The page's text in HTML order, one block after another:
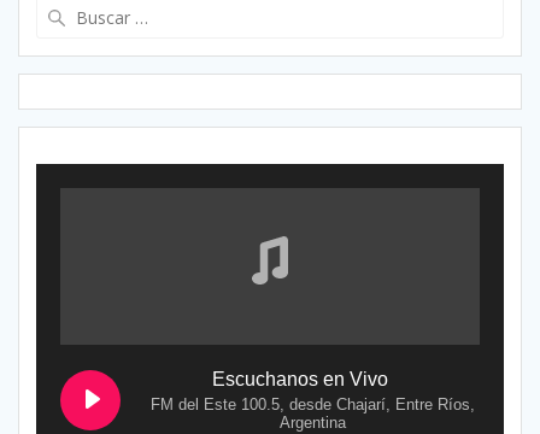
Escuchanos en Vivo
FM del Este 100.5, desde Chajarí, Entre Ríos,
Argentina